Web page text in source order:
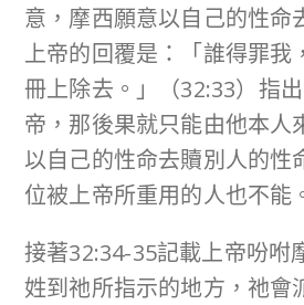
意，摩西願意以自己的性命
上帝的回覆是：「誰得罪我
冊上除去。」（32:33）指
帝，那後果就只能由他本人
以自己的性命去贖別人的性
位被上帝所重用的人也不能
接著32:34-35記載上帝吩咐
姓到祂所指示的地方，祂會